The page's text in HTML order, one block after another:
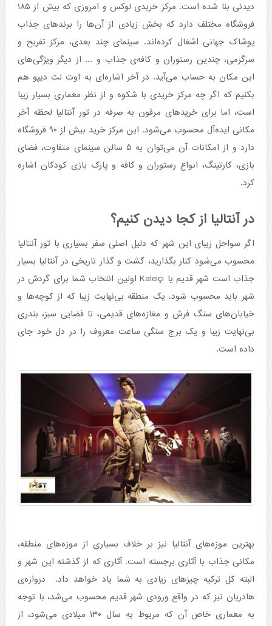
دیدنی بنا شده است. مرکز خریدی لوکس و امروزی که بیش از ۱۸۵
فروشگاه مختلف دارد که بخش زیادی از آن‌ها را برند‌های جذاب
پوشاک جهانی اشغال کرده‌اند. سینمای چند بعدی، مرکز تفریح و
سرگرمی، چندین رستوران و کافه‌ی جذاب و ... از دیگر ویژگی‌های
این مکان به حساب می‌آید. در آخر اشاره‌ای به اوت لت دیپو هم
بکنیم که اگر چه مرکز خریدی با شکوه و از نظر معماری بسیار زیبا
است، اما برای خریدهای مرقون به صرفه در تور آنتالیا لحظه آخر
مکانی ایده‌آل محسوب می‌شود. این مرکز خرید بیش از ۹۰ فروشگاه
دارد و از امکانات آن می‌توان به ۵ سالن سینمای متفاوت، فضای
بازی، کارتینگ، انواع رستوران و کافه و پارک بازی کودکان اشاره
کرد.
در آنتالیا از کجا دیدن کنیم؟
اگر سواحل زیبای این شهر که دلیل اصلی سفر بسیاری با تور آنتالیا
محسوب می‌شود کنار بگذارید، گشت و گذار تاریخی در آنتالیا بسیار
جذاب است شهر قدیم یا Kaleiçi اولین انتخاب شما برای گردش در
شهر باید محسوب شود. یک منطقه بی‌نهایت زیبا که از کوچه‌ها و
خیابان‌های سنگ فرش و مغازه‌های قدیمی، تا فضایی سبز، بندری
بی‌نهایت زیبا و یک برج سنگی ساعت معروف را در دل خود جای
داده است.
بهترین موزه‌‌های آنتالیا نیز بر خلاف بسیاری از موزه‌های منطقه،
مکانی جذاب با آثاری برجسته است. آثاری که از گذشته این شهر و
البته کل ترکیه چیزهای زیادی به شما یاد خواهد داد. دروازه‌ی
هادریان نیز که در واقع ورودی شهر قدیم محسوب می‌شد، با توجه
به معماری خاص آن که مربوط به سال ۱۳۰ میلادی می‌شود، از